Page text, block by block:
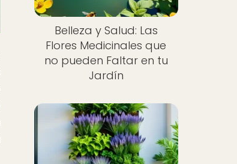
Belleza y Salud: Las
Flores Medicinales que
no pueden Faltar en tu
Jardín